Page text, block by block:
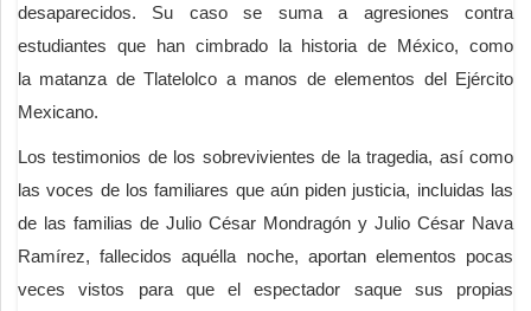
desaparecidos. Su caso se suma a agresiones contra
estudiantes que han cimbrado la historia de México, como
la matanza de Tlatelolco a manos de elementos del Ejército
Mexicano.
Los testimonios de los sobrevivientes de la tragedia, así como
las voces de los familiares que aún piden justicia, incluidas las
de las familias de Julio César Mondragón y Julio César Nava
Ramírez, fallecidos aquélla noche, aportan elementos pocas
veces vistos para que el espectador saque sus propias